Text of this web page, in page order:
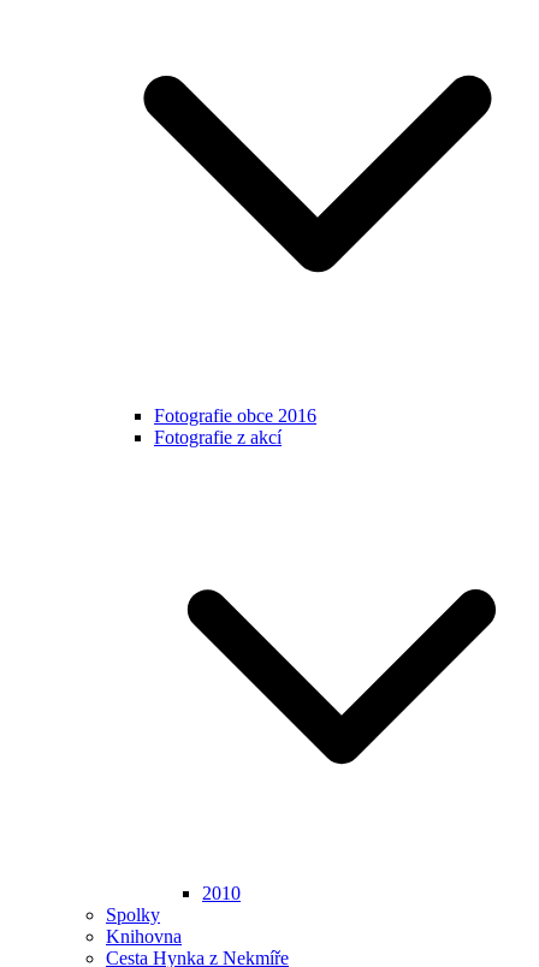
Fotografie obce 2016
Fotografie z akcí
2010
Spolky
Knihovna
Cesta Hynka z Nekmíře